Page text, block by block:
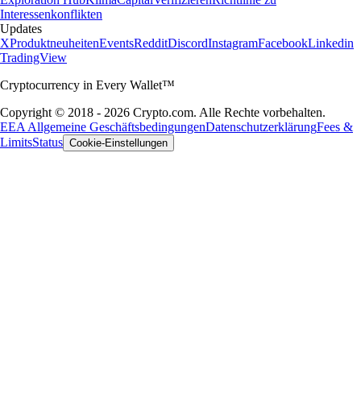
Interessenkonflikten
Updates
XProduktneuheitenEventsRedditDiscordInstagramFacebookLinkedin
TradingView
Cryptocurrency in Every Wallet™
Copyright © 2018 - 2026 Crypto.com. Alle Rechte vorbehalten.
EEA Allgemeine GeschäftsbedingungenDatenschutzerklärungFees &
LimitsStatus Cookie-Einstellungen